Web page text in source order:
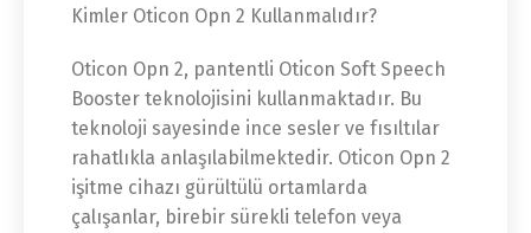
Kimler Oticon Opn 2 Kullanmalıdır?
Oticon Opn 2, pantentli Oticon Soft Speech
Booster teknolojisini kullanmaktadır. Bu
teknoloji sayesinde ince sesler ve fısıltılar
rahatlıkla anlaşılabilmektedir. Oticon Opn 2
işitme cihazı gürültülü ortamlarda
çalışanlar, birebir sürekli telefon veya